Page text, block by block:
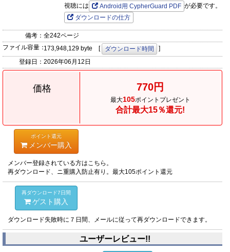
視聴には
Android用 CypherGuard PDF が必要です。
ダウンロードの仕方
備考： 全242ページ
ファイル容量：173,948,129 byte [ ダウンロード時間
]
登録日： 2026年06月12日
価格 770円
最大105ポイントプレゼント
合計最大15％還元!
ポイント還元
メンバー購入
メンバー登録されている方はこちら。
再ダウンロード、ニ重購入防止有り。最大105ポイント還元
再ダウンロード7日間
ゲスト購入
ダウンロード失敗時に７日間、メールに従って再ダウンロードできます。
ユーザーレビュー!!